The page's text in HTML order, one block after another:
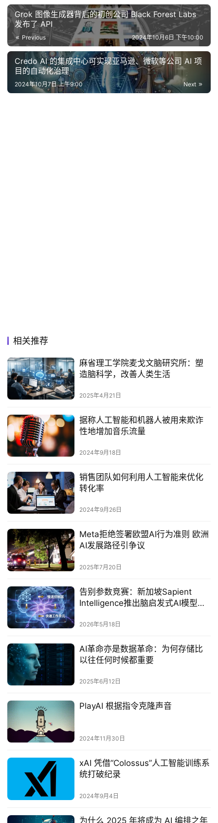
Grok 图像生成器背后的初创公司 Black Forest Labs
发布了 API
Previous 2024年10月6日 下午10:00
Credo AI 的集成中心可实现亚马逊、微软等公司 AI 项
目的自动化治理
Next
2024年10月7日 上午9:00
相关推荐
麻省理工学院麦戈文脑研究所：塑
造脑科学，改善人类生活‌
2025年4月21日
据称人工智能和机器人被用来欺诈
性地增加音乐流量
2024年9月18日
销售团队如何利用人工智能来优化
转化率
2024年9月26日
Meta拒绝签署欧盟AI行为准则 欧洲
AI发展路径引争议‌
2025年7月20日
告别参数竞赛：新加坡Sapient
Intelligence推出脑启发式AI模型
2026年5月18日
AI革命亦是数据革命：为何存储比
以往任何时候都重要‌
2025年6月12日
PlayAI 根据指令克隆声音
2024年11月30日
xAI 凭借“Colossus”人工智能训练系
统打破纪录
2024年9月4日
为什么 2025 年将成为 AI 编排之年